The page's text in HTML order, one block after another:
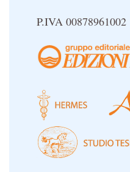
P.IVA 00878961002